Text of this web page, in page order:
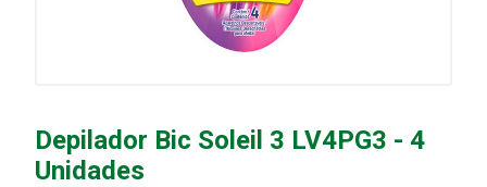
Depilador Bic Soleil 3 LV4PG3 - 4
Unidades